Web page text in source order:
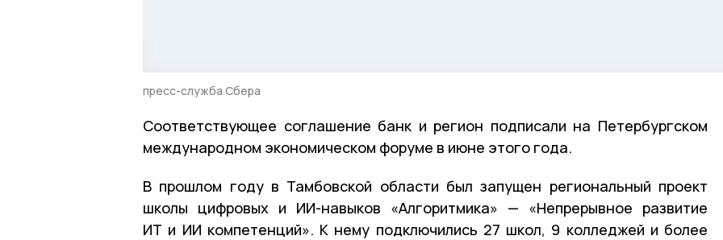
пресс-служба Сбера
Соответствующее соглашение банк и регион подписали на Петербургском
международном экономическом форуме в июне этого года.
В прошлом году в Тамбовской области был запущен региональный проект
школы цифровых и ИИ-навыков «Алгоритмика» — «Непрерывное развитие
ИТ и ИИ компетенций». К нему подключились 27 школ, 9 колледжей и более